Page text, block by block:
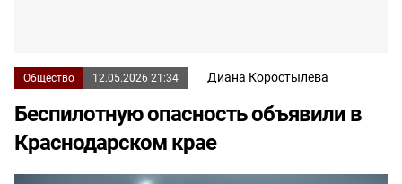
Общество 12.05.2026 21:34 Диана Коростылева
Беспилотную опасность объявили в
Краснодарском крае